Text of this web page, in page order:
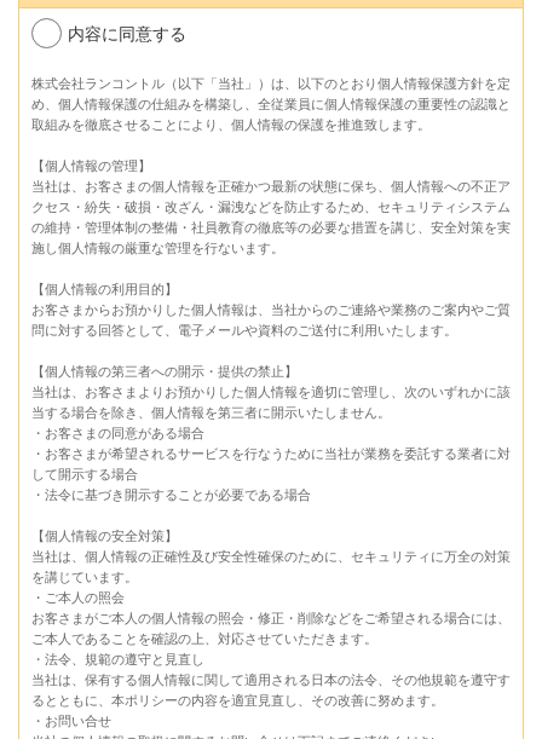
内容に同意する
株式会社ランコントル（以下「当社」）は、以下のとおり個人情報保護方針を定
め、個人情報保護の仕組みを構築し、全従業員に個人情報保護の重要性の認識と
取組みを徹底させることにより、個人情報の保護を推進致します。
【個人情報の管理】
当社は、お客さまの個人情報を正確かつ最新の状態に保ち、個人情報への不正ア
クセス・紛失・破損・改ざん・漏洩などを防止するため、セキュリティシステム
の維持・管理体制の整備・社員教育の徹底等の必要な措置を講じ、安全対策を実
施し個人情報の厳重な管理を行ないます。
【個人情報の利用目的】
お客さまからお預かりした個人情報は、当社からのご連絡や業務のご案内やご質
問に対する回答として、電子メールや資料のご送付に利用いたします。
【個人情報の第三者への開示・提供の禁止】
当社は、お客さまよりお預かりした個人情報を適切に管理し、次のいずれかに該
当する場合を除き、個人情報を第三者に開示いたしません。
・お客さまの同意がある場合
・お客さまが希望されるサービスを行なうために当社が業務を委託する業者に対
して開示する場合
・法令に基づき開示することが必要である場合
【個人情報の安全対策】
当社は、個人情報の正確性及び安全性確保のために、セキュリティに万全の対策
を講じています。
・ご本人の照会
お客さまがご本人の個人情報の照会・修正・削除などをご希望される場合には、
ご本人であることを確認の上、対応させていただきます。
・法令、規範の遵守と見直し
当社は、保有する個人情報に関して適用される日本の法令、その他規範を遵守す
るとともに、本ポリシーの内容を適宜見直し、その改善に努めます。
・お問い合せ